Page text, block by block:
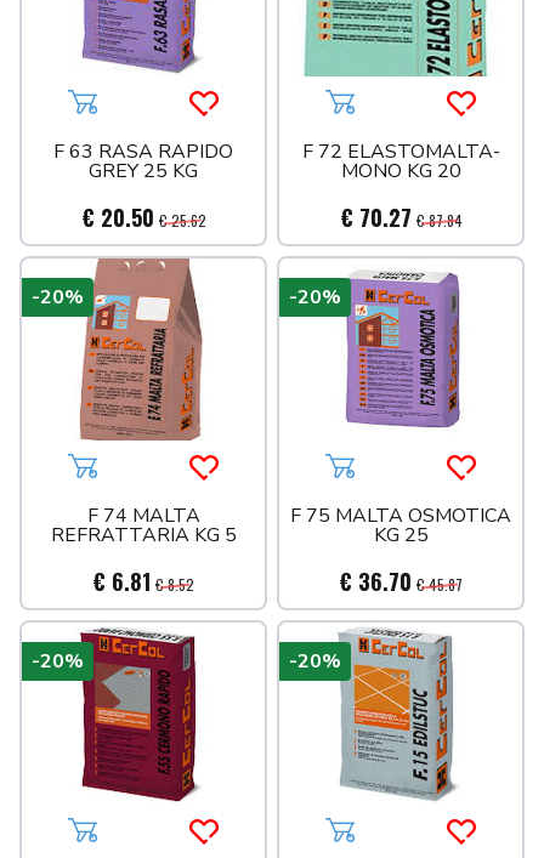
Aggiungi al carrelloAcquista più tardi
F 63 RASA RAPIDO
GREY 25 KG
€ 20.50 € 25.62
Aggiungi al carrello
F 72 ELASTOMALTA-
MONO KG 20
€ 70.27 € 87.84
Aggiungi al carrelloAcquista più tardi
F 74 MALTA
REFRATTARIA KG 5
€ 6.81 € 8.52
-20%
Aggiungi al carrello
F 75 MALTA OSMOTICA
KG 25
€ 36.70 € 45.87
-20%
Aggiungi al carrelloAcquista più tardi
-20%
Aggiungi al carrello
-20%